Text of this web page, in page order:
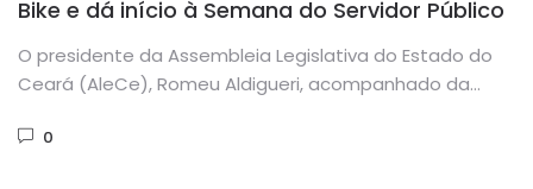
Bike e dá início à Semana do Servidor Público
O presidente da Assembleia Legislativa do Estado do
Ceará (AleCe), Romeu Aldigueri, acompanhado da
0